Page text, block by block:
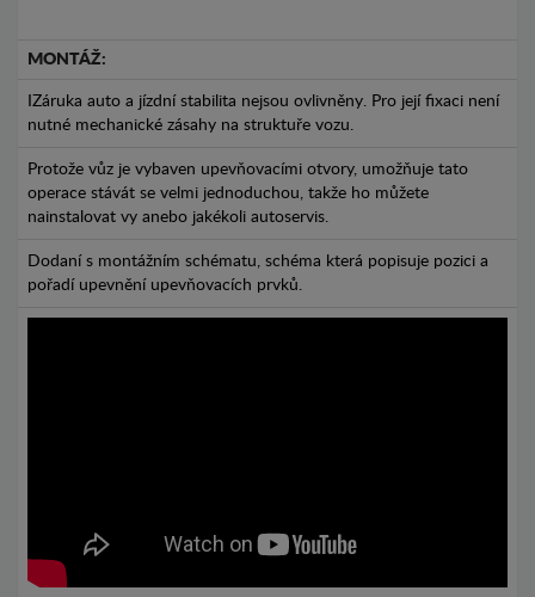
MONTÁŽ:
IZáruka auto a jízdní stabilita nejsou ovlivněny. Pro její fixaci není
nutné mechanické zásahy na struktuře vozu.
Protože vůz je vybaven upevňovacími otvory, umožňuje tato
operace stávát se velmi jednoduchou, takže ho můžete
nainstalovat vy anebo jakékoli autoservis.
Dodaní s montážním schématu, schéma která popisuje pozici a
pořadí upevnění upevňovacích prvků.